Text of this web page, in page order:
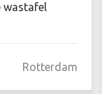
wastafel
Rotterdam